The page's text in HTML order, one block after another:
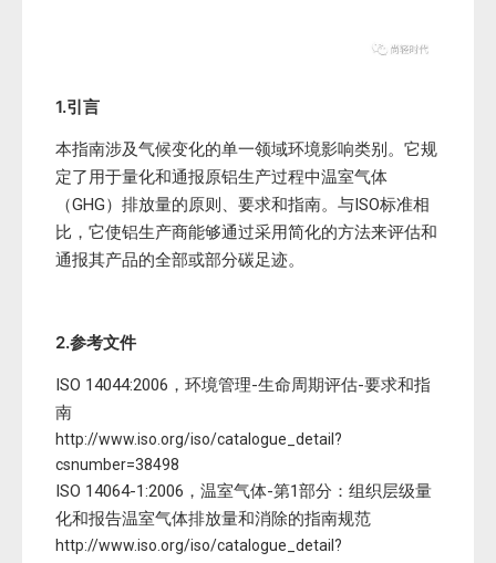
1.引言
本指南涉及气候变化的单一领域环境影响类别。它规
定了用于量化和通报原铝生产过程中温室气体
（GHG）排放量的原则、要求和指南。与ISO标准相
比，它使铝生产商能够通过采用简化的方法来评估和
通报其产品的全部或部分碳足迹。
2.参考文件
ISO 14044:2006，环境管理-生命周期评估-要求和指
南
http://www.iso.org/iso/catalogue_detail?
csnumber=38498
ISO 14064-1:2006，温室气体-第1部分：组织层级量
化和报告温室气体排放量和消除的指南规范
http://www.iso.org/iso/catalogue_detail?